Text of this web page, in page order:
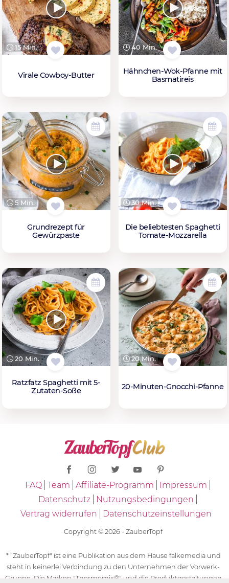
15 Min.
Virale Cowboy-Butter
40 Min.
Hähnchen-Wok-Pfanne mit
Basmatireis
5 Min.
Grundrezept für
Gewürzpaste
30 Min.
Die beliebtesten Spaghetti
Tomate-Mozzarella
20 Min.
Ratzfatz Spaghetti mit 5-
Zutaten-Soße
20 Min.
20-Minuten-Gnocchi-Pfanne
FAQ Team Affiliate-Programm
Impressum
Datenschutz
Nutzungsbedingungen
Vertrag widerrufen
Datenschutzeinstellungen
Copyright © 2026 - ZauberTopf
* "ZauberTopf" ist eine Publikation aus dem Hause falkemedia und
steht in keinerlei Verbindung zu den Unternehmen der Vorwerk-
Gruppe. Die Marken "Thermomix®" und die Produktgestaltungen